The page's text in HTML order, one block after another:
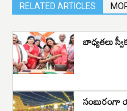
RELATED ARTICLES
బాధ్యతలు
సంబురంగా